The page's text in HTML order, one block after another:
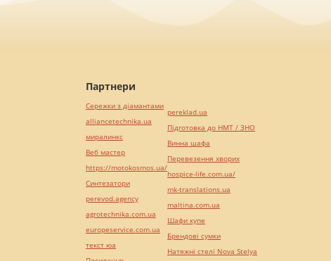
Партнери
Сережки з діамантами
alliancetechnika.ua
миралинкс
Веб мастер
https://motokosmos.ua/
Синтезатори
perevod.agency
agrotechnika.com.ua
europeservice.com.ua
текст юа
pereklad.ua
Підготовка до НМТ / ЗНО
Винна шафа
Перевезення хворих
hospice-life.com.ua/
mk-translations.ua
maltina.com.ua
Шафи купе
Брендові сумки
Натяжні стелі Nova Stelya